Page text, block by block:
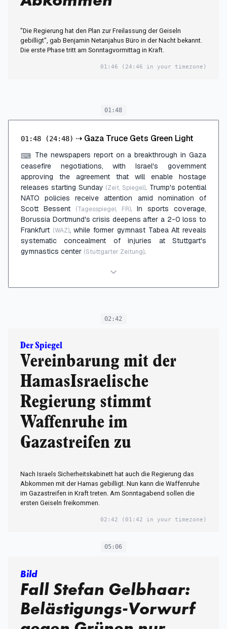
"Die Regierung hat den Plan zur Freilassung der Geiseln
gebilligt", gab Benjamin Netanjahus Büro in der Nacht bekannt.
Die erste Phase tritt am Sonntagvormittag in Kraft.
01:46 (24:46 in your timezone)
01:48
01:48 (24:48) ⇢ Gaza Truce Gets Green Light
⌨ The newspapers report on a breakthrough in Gaza
ceasefire negotiations, with Israel's government
approving the agreement that will enable hostage
releases starting Sunday (Zeit, Spiegel). Trump's potential
NATO policies receive attention amid nomination of
Scott Bessent
(Tagesspiegel, FR). In sports coverage,
Borussia Dortmund's crisis deepens after a 2-0 loss to
Frankfurt (WAZ), while former gymnast Tabea Alt reveals
systematic concealment of injuries at Stuttgart's
gymnastics center (Stuttgarter Zeitung).
02:42
Der Spiegel
Vereinbarung mit der
HamasIsraelische
Regierung stimmt
Waffenruhe im
Gazastreifen zu
Nach Israels Sicherheitskabinett hat auch die Regierung das
Abkommen mit der Hamas gebilligt. Nun kann die Waffenruhe
im Gazastreifen in Kraft treten. Am Sonntagabend sollen die
ersten Geiseln freikommen.
02:42 (01:42 in your timezone)
05:06
Bild
Fall Stefan Gelbhaar:
Belästigungs-Vorwurf